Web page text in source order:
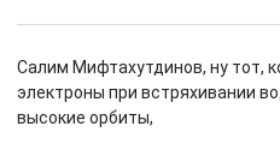
Салим Мифтахутдинов, ну тот,
электроны при встряхивании
высокие орбиты,